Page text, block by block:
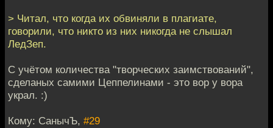
> Читал, что когда их обвиняли в плагиате,
говорили, что никто из них никогда не слышал
ЛедЗеп.
С учётом количества "творческих заимствований",
сделаных самими Цеппелинами - это вор у вора
украл. :)
Кому: СанычЪ, #29